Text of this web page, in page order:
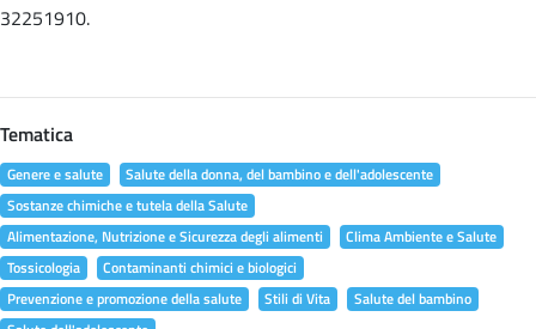
32251910.
Tematica
Genere e salute
Salute della donna, del bambino e dell'adolescente
Sostanze chimiche e tutela della Salute
Alimentazione, Nutrizione e Sicurezza degli alimenti
Clima Ambiente e Salute
Tossicologia
Contaminanti chimici e biologici
Prevenzione e promozione della salute
Stili di Vita
Salute del bambino